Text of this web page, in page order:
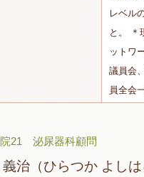
レベル
と。 ＊
ットワ
議員会
員全会
21 泌尿器科顧問
治 （ひらつか よしは